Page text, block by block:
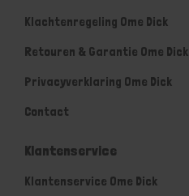
Klachtenregeling Ome Dick
Retouren & Garantie Ome Dick
Privacyverklaring Ome Dick
Contact
Klantenservice
Klantenservice Ome Dick